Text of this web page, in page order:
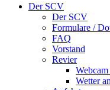
Der SCV
Der SCV
Formulare /
FAQ
Vorstand
Revier
Webcam
Wetter